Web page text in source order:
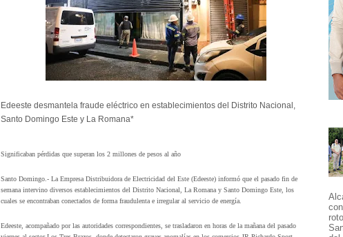
Edeeste desmantela fraude eléctrico en establecimientos del Distrito Nacional,
Santo Domingo Este y La Romana*
Significaban pérdidas que superan los 2 millones de pesos al año
Santo Domingo.- La Empresa Distribuidora de Electricidad del Este (Edeeste) informó que el pasado fin de
semana intervino diversos establecimientos del Distrito Nacional, La Romana y Santo Domingo Este, los
cuales se encontraban conectados de forma fraudulenta e irregular al servicio de energía.
Edeeste, acompañado por las autoridades correspondientes, se trasladaron en horas de la mañana del pasado